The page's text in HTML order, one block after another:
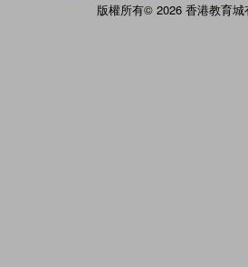
版權所有© 2026 香港教育城